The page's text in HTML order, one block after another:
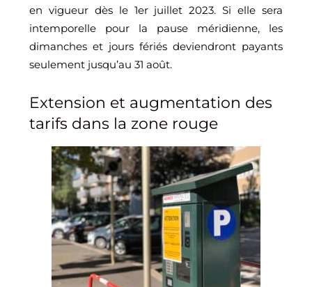
en vigueur dès le 1er juillet 2023. Si elle sera
intemporelle pour la pause méridienne, les
dimanches et jours fériés deviendront payants
seulement jusqu’au 31 août.
Extension et augmentation des
tarifs dans la zone rouge